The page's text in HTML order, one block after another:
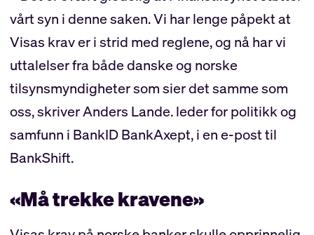
vårt syn i denne saken. Vi har lenge påpekt at
Visas krav er i strid med reglene, og nå har vi
uttalelser fra både danske og norske
tilsynsmyndigheter som sier det samme som
oss, skriver Anders Lande. leder for politikk og
samfunn i BankID BankAxept, i en e-post til
BankShift.
«Må trekke kravene»